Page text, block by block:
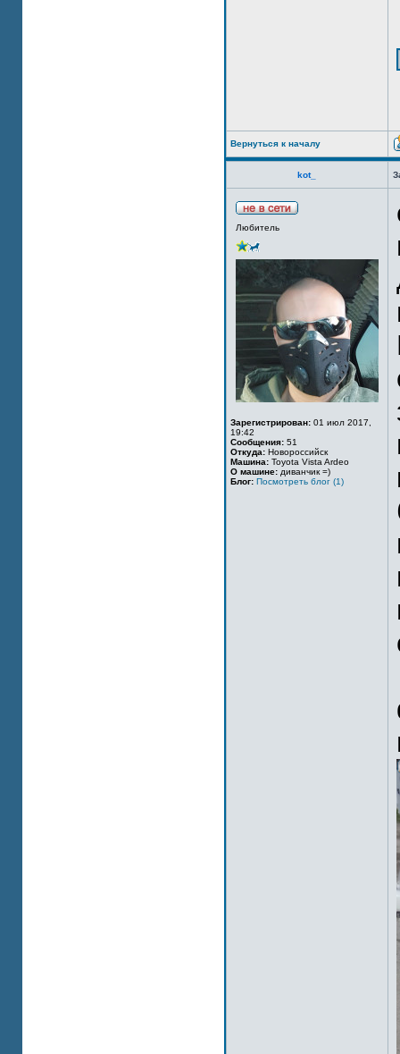
Вернуться к началу
kot_
Любитель
Зарегистрирован: 01 июл 2017,
19:42
Сообщения: 51
Откуда: Новороссийск
Машина: Toyota Vista Ardeo
О машине: диванчик =)
Блог: Посмотреть блог (1)